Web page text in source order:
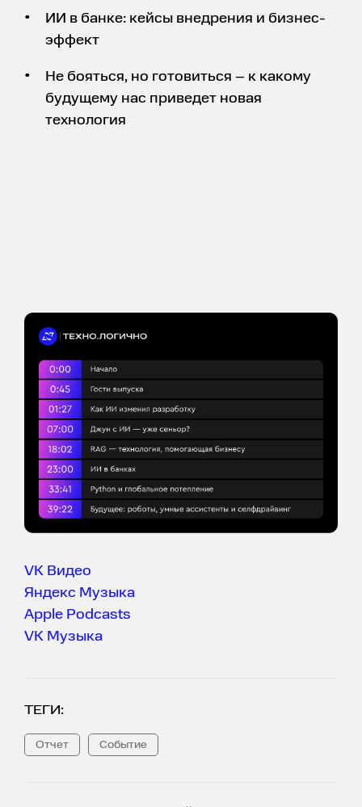
ТЕГИ:
Отчет Событие
ИИ в банке: кейсы внедрения и бизнес-
эффект
Не бояться, но готовиться – к какому
будущему нас приведет новая
технология
VK Видео
Яндекс Музыка
Apple Podcasts
VK Музыка